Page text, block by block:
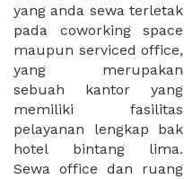
yang anda sewa terletak
pada coworking space
maupun serviced office,
yang merupakan
sebuah kantor yang
memiliki fasilitas
pelayanan lengkap bak
hotel bintang lima.
Sewa office dan ruang
mengunjungi calon
kantor Anda, semuanya
akan dibuat lebih
mudah untuk sewa
kantor terbaik Anda,
dan juga sewa kantor
murah karena harga
yang kami miliki sangat